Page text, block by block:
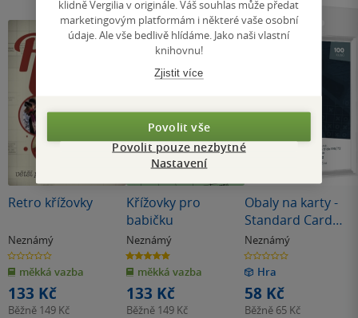
Retro křížovky
Neznámý
0.0
z
5
hvězdiček
měkká vazba
133 Kč
Běžně 149 Kč
Křížovky pro
babičku
Neznámý
5.0
z
5
hvězdiček
měkká vazba
133 Kč
Běžně 149 Kč
Obaly na karty -
Standard Card
Game - Standa
Neznámý
0.0
z
5
hvězdiček
Hra
58 Kč
Běžně 65 Kč
klidně Vergilia v originále. Váš souhlas může předat
marketingovým platformám i některé vaše osobní
údaje. Ale vše bedlivě hlídáme. Jako naši vlastní
knihovnu!
Zjistit více
Povolit vše
Povolit pouze nezbytné
Nastavení